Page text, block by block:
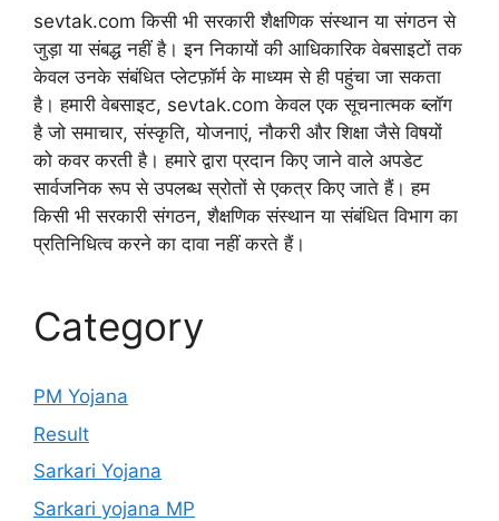
sevtak.com किसी भी सरकारी शैक्षणिक संस्थान या संगठन से
जुड़ा या संबद्ध नहीं है। इन निकायों की आधिकारिक वेबसाइटों तक
केवल उनके संबंधित प्लेटफ़ॉर्म के माध्यम से ही पहुंचा जा सकता
है। हमारी वेबसाइट, sevtak.com केवल एक सूचनात्मक ब्लॉग
है जो समाचार, संस्कृति, योजनाएं, नौकरी और शिक्षा जैसे विषयों
को कवर करती है। हमारे द्वारा प्रदान किए जाने वाले अपडेट
सार्वजनिक रूप से उपलब्ध स्रोतों से एकत्र किए जाते हैं। हम
किसी भी सरकारी संगठन, शैक्षणिक संस्थान या संबंधित विभाग का
प्रतिनिधित्व करने का दावा नहीं करते हैं।
Category
PM Yojana
Result
Sarkari Yojana
Sarkari yojana MP